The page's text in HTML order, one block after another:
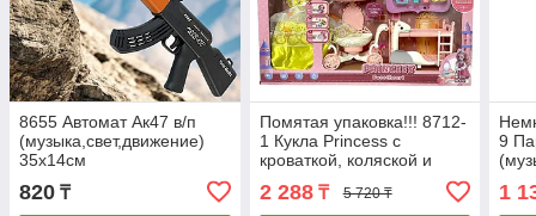
8655 Автомат Ак47 в/п
(музыка,свет,движение)
35х14см
820 ₸
Помятая упаковка!!! 8712-
1 Кукла Princess с
кроваткой, коляской и
сумкой 58*46см
2 288₸ 5 720 ₸
9
1